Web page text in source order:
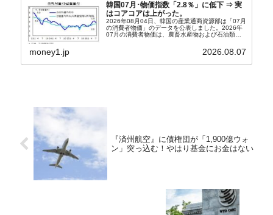
韓国07月･物価指数「2.8％」に低下 ⇒ 実
はコアコアは上がった。
2026年08月04日、韓国の産業通商資源部は「07月
の消費者物価」のデータを公表しました。2026年
07月の消費者物価は、農畜水産物および石油類の
2.8％上昇（06月は3.2％）となり、上昇率は前...
money1.jp 2026.08.07
『済州航空』に債権団が「1,900億ウォ
ン」突っ込む！やはり基金にお金はない